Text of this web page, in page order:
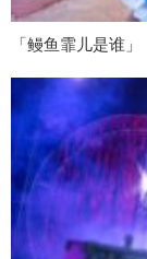
「鳗鱼霏儿是谁